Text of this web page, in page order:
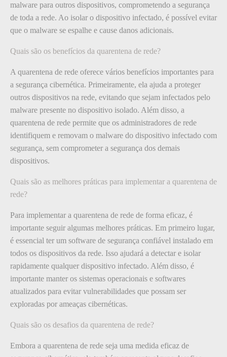
malware para outros dispositivos, comprometendo a segurança
de toda a rede. Ao isolar o dispositivo infectado, é possível evitar
que o malware se espalhe e cause danos adicionais.
Quais são os benefícios da quarentena de rede?
A quarentena de rede oferece vários benefícios importantes para
a segurança cibernética. Primeiramente, ela ajuda a proteger
outros dispositivos na rede, evitando que sejam infectados pelo
malware presente no dispositivo isolado. Além disso, a
quarentena de rede permite que os administradores de rede
identifiquem e removam o malware do dispositivo infectado com
segurança, sem comprometer a segurança dos demais
dispositivos.
Quais são as melhores práticas para implementar a quarentena de
rede?
Para implementar a quarentena de rede de forma eficaz, é
importante seguir algumas melhores práticas. Em primeiro lugar,
é essencial ter um software de segurança confiável instalado em
todos os dispositivos da rede. Isso ajudará a detectar e isolar
rapidamente qualquer dispositivo infectado. Além disso, é
importante manter os sistemas operacionais e softwares
atualizados para evitar vulnerabilidades que possam ser
exploradas por ameaças cibernéticas.
Quais são os desafios da quarentena de rede?
Embora a quarentena de rede seja uma medida eficaz de